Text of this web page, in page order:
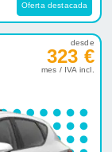
Oferta destacada
desde
323 €
mes / IVA incl.